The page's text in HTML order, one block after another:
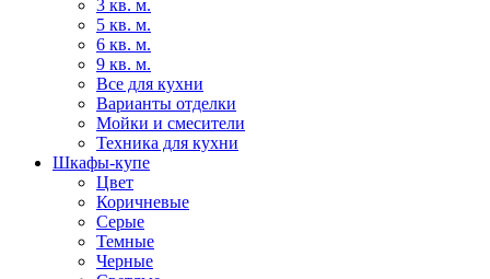
3 кв. м.
5 кв. м.
6 кв. м.
9 кв. м.
Все для кухни
Варианты отделки
Мойки и смесители
Техника для кухни
Шкафы-купе
Цвет
Коричневые
Серые
Темные
Черные